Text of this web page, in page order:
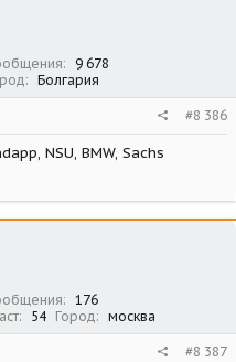
9 678
Болгария
#8 386
NSU, BMW, Sachs
176
54 Город москва
#8 387